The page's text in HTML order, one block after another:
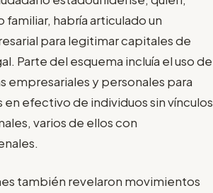
familiar, habría articulado un
para legitimar capitales de
Parte del esquema incluía el uso de
empresariales y personales para
efectivo de individuos sin vínculos
varios de ellos con
también revelaron movimientos